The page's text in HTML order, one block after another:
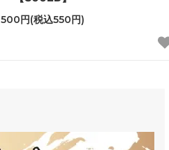
500円(税込550円)